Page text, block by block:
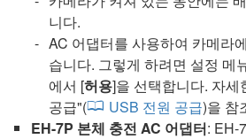
니다.
AC 어댑터를 사용하여 카메라
습니다. 그렇게 하려면 설정 메
에서 [허용]을 선택합니다. 자세
공급"( USB 전원 공급)을 참
EH-7P 본체 충전 AC 어댑터: EH-